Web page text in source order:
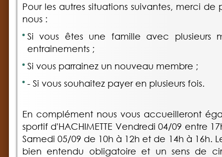
Pour les autres situations suivantes, merci
nous :
Si vous êtes une famille avec plusieurs
entrainements ;
Si vous parrainez un nouveau membre ;
- Si vous souhaitez payer en plusieurs fois.
En complément nous vous accueilleront
sportif d'HACHIMETTE Vendredi 04/09 entre
Samedi 05/09 de 10h à 12h et de 14h à 16h.
bien entendu obligatoire et un sens de